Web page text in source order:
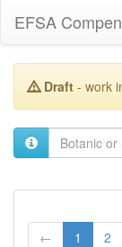
EFSA
Draft - work
← 1 2